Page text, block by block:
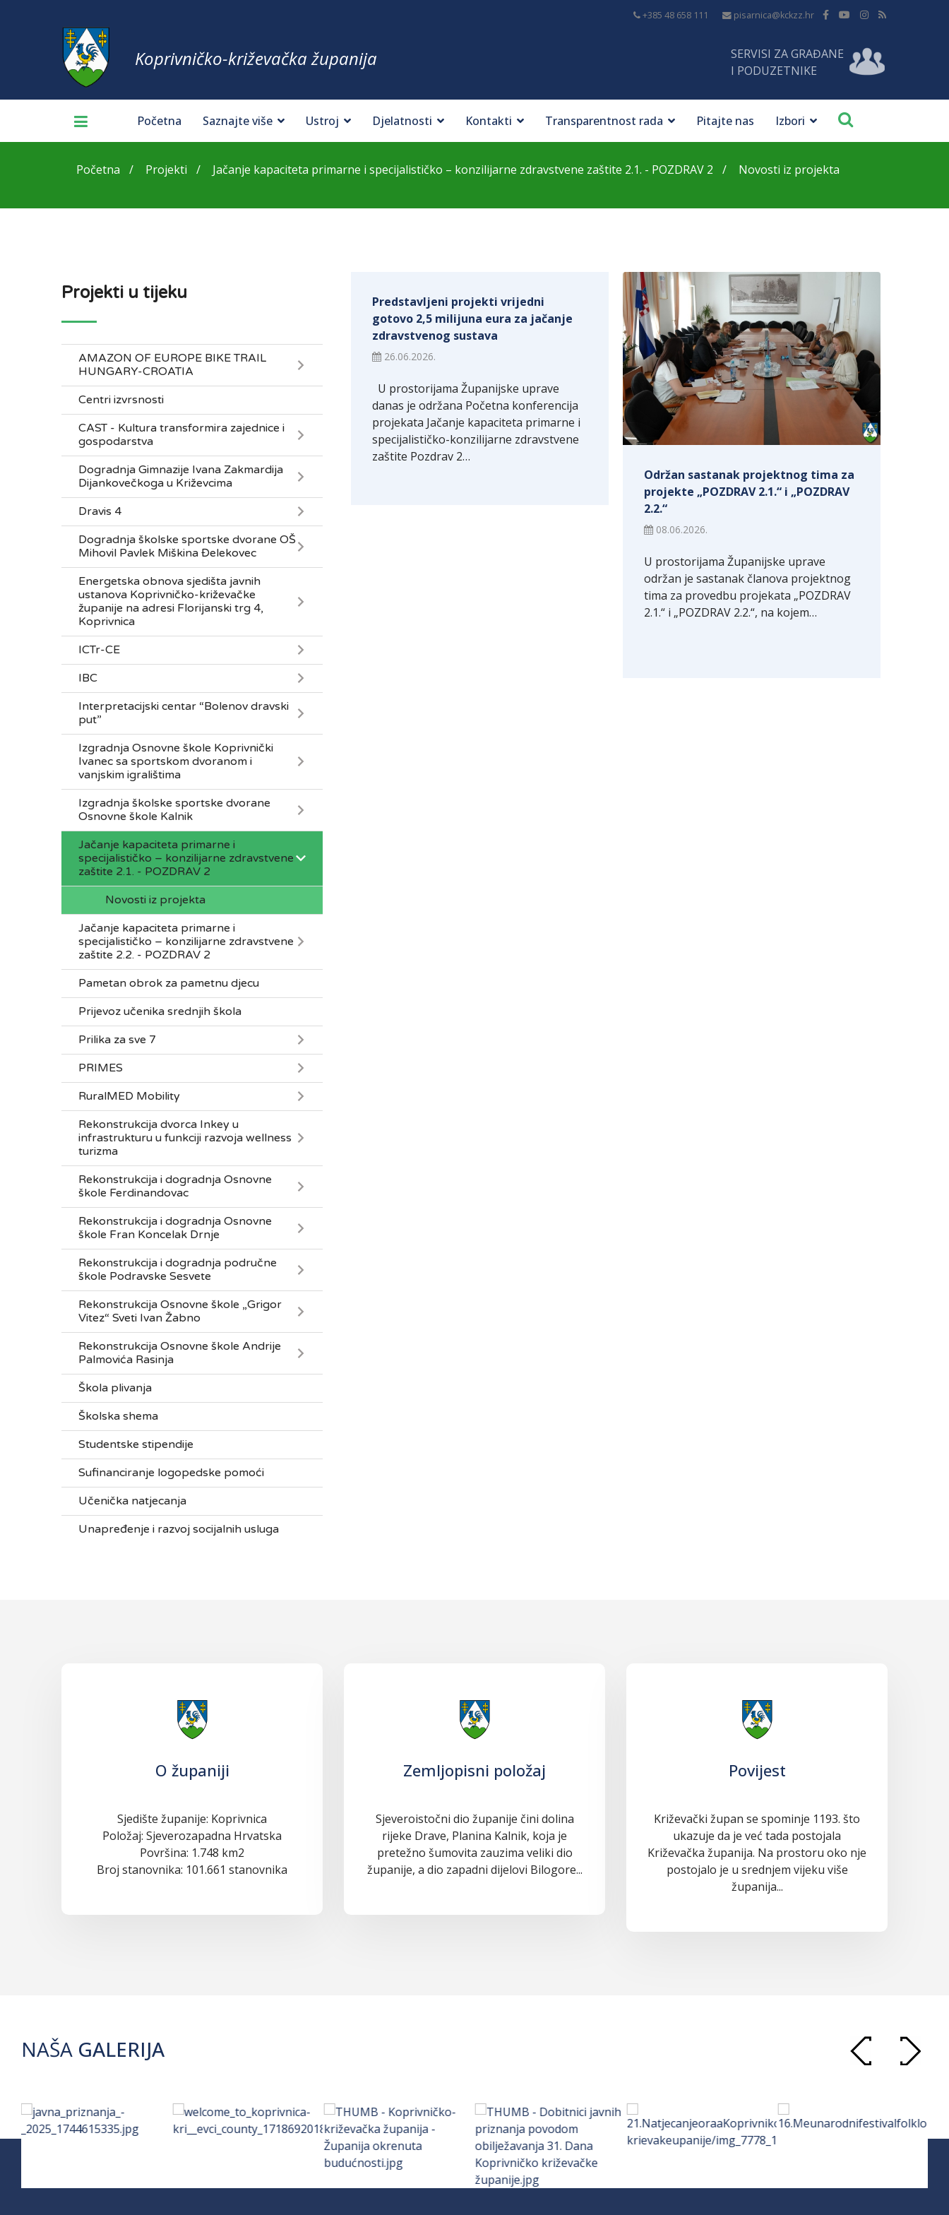
+385 48 658 111 pisarnica@kckzz.hr
Koprivničko-križevačka županija
SERVISI ZA GRAĐANE
I PODUZETNIKE
Početna Saznajte više Ustroj Djelatnosti Kontakti Transparentnost rada Pitajte nas Izbori
Početna Projekti Jačanje kapaciteta primarne i specijalističko – konzilijarne zdravstvene zaštite 2.1. - POZDRAV 2 Novosti iz projekta
Projekti u tijeku
AMAZON OF EUROPE BIKE TRAIL
HUNGARY-CROATIA
Centri izvrsnosti
CAST - Kultura transformira zajednice i
gospodarstva
Dogradnja Gimnazije Ivana Zakmardija
Dijankovečkoga u Križevcima
Dravis 4
Dogradnja školske sportske dvorane OŠ
Mihovil Pavlek Miškina Đelekovec
Energetska obnova sjedišta javnih
ustanova Koprivničko-križevačke
županije na adresi Florijanski trg 4,
Koprivnica
ICTr-CE
IBC
Interpretacijski centar “Bolenov dravski
put”
Izgradnja Osnovne škole Koprivnički
Ivanec sa sportskom dvoranom i
vanjskim igralištima
Izgradnja školske sportske dvorane
Osnovne škole Kalnik
Jačanje kapaciteta primarne i
specijalističko – konzilijarne zdravstvene
zaštite 2.1. - POZDRAV 2
Novosti iz projekta
Jačanje kapaciteta primarne i
specijalističko – konzilijarne zdravstvene
zaštite 2.2. - POZDRAV 2
Pametan obrok za pametnu djecu
Prijevoz učenika srednjih škola
Prilika za sve 7
PRIMES
RuralMED Mobility
Rekonstrukcija dvorca Inkey u
infrastrukturu u funkciji razvoja wellness
turizma
Rekonstrukcija i dogradnja Osnovne
škole Ferdinandovac
Rekonstrukcija i dogradnja Osnovne
škole Fran Koncelak Drnje
Rekonstrukcija i dogradnja područne
škole Podravske Sesvete
Rekonstrukcija Osnovne škole „Grigor
Vitez“ Sveti Ivan Žabno
Rekonstrukcija Osnovne škole Andrije
Palmovića Rasinja
Škola plivanja
Školska shema
Studentske stipendije
Sufinanciranje logopedske pomoći
Učenička natjecanja
Unapređenje i razvoj socijalnih usluga
Predstavljeni projekti vrijedni
gotovo 2,5 milijuna eura za jačanje
zdravstvenog sustava
26.06.2026.
U prostorijama Županijske uprave
danas je održana Početna konferencija
projekata Jačanje kapaciteta primarne i
specijalističko-konzilijarne zdravstvene
zaštite Pozdrav 2…
Održan sastanak projektnog tima za
projekte „POZDRAV 2.1.“ i „POZDRAV
2.2.“
08.06.2026.
U prostorijama Županijske uprave
održan je sastanak članova projektnog
tima za provedbu projekata „POZDRAV
2.1.“ i „POZDRAV 2.2.“, na kojem…
O županiji
Sjedište županije: Koprivnica
Položaj: Sjeverozapadna Hrvatska
Površina: 1.748 km2
Broj stanovnika: 101.661 stanovnika
Zemljopisni položaj
Sjeveroistočni dio županije čini dolina
rijeke Drave, Planina Kalnik, koja je
pretežno šumovita zauzima veliki dio
županije, a dio zapadni dijelovi Bilogore...
Povijest
Križevački župan se spominje 1193. što
ukazuje da je već tada postojala
Križevačka županija. Na prostoru oko nje
postojalo je u srednjem vijeku više
županija...
NAŠA GALERIJA